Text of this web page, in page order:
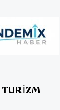
TURİZM